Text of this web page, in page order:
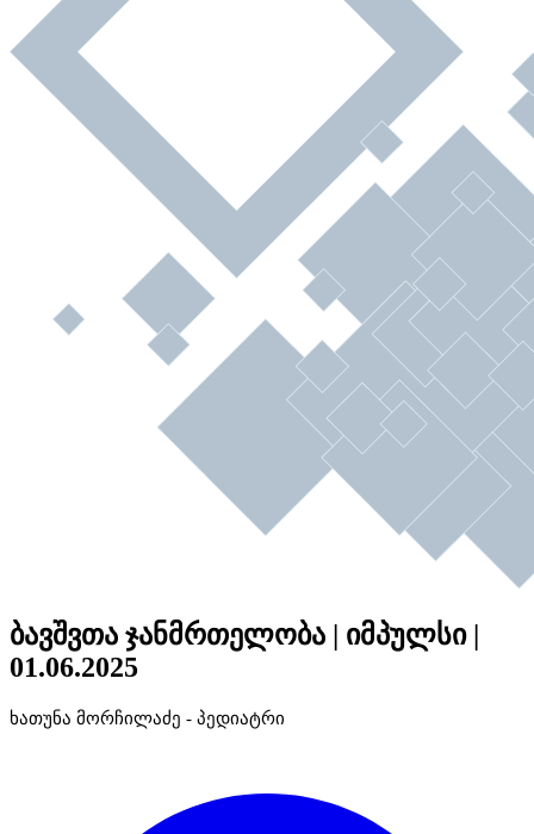
ბავშვთა ჯანმრთელობა | იმპულსი |
01.06.2025
ხათუნა მორჩილაძე - პედიატრი